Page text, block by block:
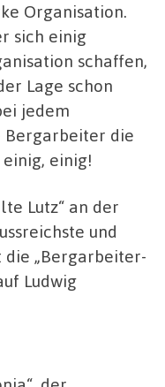
Organisation.
sich einig
schaffen,
Lage schon
jedem
die
einig!
Lutz“ an der
und
die „Bergarbeiter-
Ludwig